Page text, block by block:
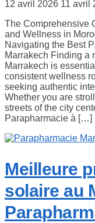
12 avril 2026 11 avril
The Comprehensive
and Wellness in
Navigating the Best
Marrakech Finding a
Marrakech is
consistent wellness
seeking authentic
Whether you are
streets of the city
Parapharmacie à […]
Meilleure
solaire au